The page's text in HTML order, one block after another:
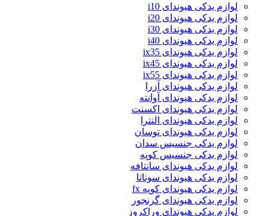
لوازم یدکی هیوندای i10
لوازم یدکی هیوندای i20
لوازم یدکی هیوندای i30
لوازم یدکی هیوندای i40
لوازم یدکی هیوندای ix35
لوازم یدکی هیوندای ix45
لوازم یدکی هیوندای ix55
لوازم یدکی هیوندای آزرا
لوازم یدکی هیوندای آوانته
لوازم یدکی هیوندای اکسنت
لوازم یدکی هیوندای النترا
لوازم یدکی هیوندای توسان
لوازم یدکی جنسیس سدان
لوازم یدکی جنسیس کوپه
لوازم یدکی هیوندای سانتافه
لوازم یدکی هیوندای سوناتا
لوازم یدکی هیوندای کوپه fx
لوازم یدکی هیوندای گرنجور
لوازم یدکی هیوندای وراکروز